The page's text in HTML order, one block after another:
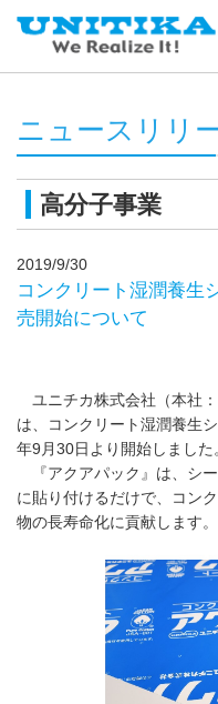
ニュースリリ
高分子事業
2019/9/30
コンクリート湿潤養生
売開始について
ユニチカ株式会社（本社：
は、コンクリート湿潤養生
年9月30日より開始しました
『アクアパック』は、シ
に貼り付けるだけで、コン
物の長寿命化に貢献します。